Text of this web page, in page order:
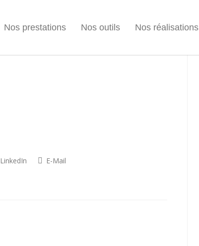
Nos prestations Nos outils Nos réalisations
LinkedIn E-Mail